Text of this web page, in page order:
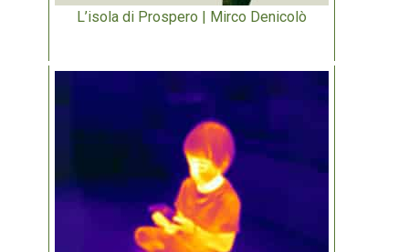
L’isola di Prospero | Mirco Denicolò